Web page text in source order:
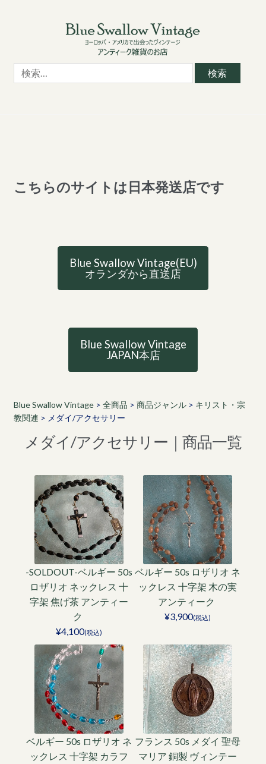
検
索:
こちらのサイトは日本発送店です
Blue Swallow Vintage(EU)
オランダから直送店
Blue Swallow Vintage
JAPAN本店
Blue Swallow Vintage> 全商品 > 商品ジャンル> キリスト・宗
教関連 > メダイ/アクセサリー
メダイ/アクセサリー｜商品一覧
-SOLDOUT-ベルギー 50s
ロザリオ ネックレス 十
字架 焦げ茶 アンティー
ク
¥4,100(税込)
ベルギー 50s ロザリオ ネ
ックレス 十字架 木の実
アンティーク
¥3,900(税込)
ベルギー 50s ロザリオ ネ
ックレス 十字架 カラフ
フランス 50s メダイ 聖母
マリア 銅製 ヴィンテー